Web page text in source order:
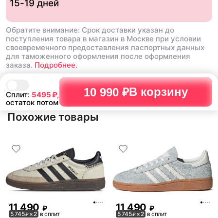
Сплит: 5495₽,
остаток потом
10 990 ₽В корзину
15-19 дней
Обратите внимание: Срок доставки указан до
поступления товара в магазин в Москве при условии
своевременного предоставления паспортных данных
для таможенного оформления после оформления
заказа. Подробнее.
Похожие товары
11 490 ₽
5 745₽× 2 в сплит
11 490 ₽
5 745₽× 2 в сплит